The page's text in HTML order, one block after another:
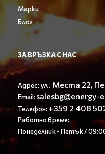
Марки
Блог
ЗА ВРЪЗКА С НАС
Адрес:ул. Места 22,
Email: salesbg@energy-
Телефон: +359 2 408
Работно време:
Понеделник - Петък /